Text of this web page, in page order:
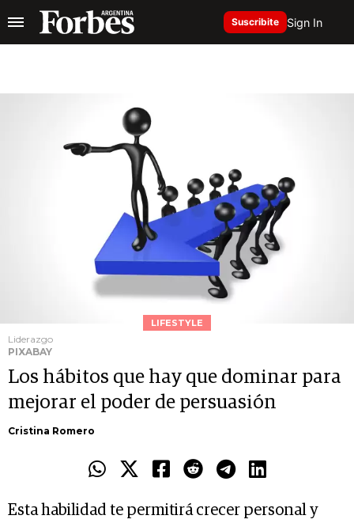
Suscribite Sign In
LIFESTYLE
Liderazgo
PIXABAY
Los hábitos que hay que dominar para
mejorar el poder de persuasión
Cristina Romero
Esta habilidad te permitirá crecer personal y